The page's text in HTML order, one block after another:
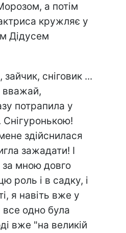
а потім
кружляє у
Дідусем
сніговик ...
вважай,
потрапила у
Снігуронькою!
здійснилася
зажадати! І
за мною довго
роль і в садку, і
я навіть вже у
все одно була
вже "на великій